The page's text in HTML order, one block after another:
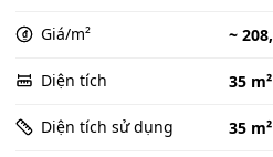
Giá/m² ~
Diện tích 35 m²
Diện tích sử dụng 35 m²